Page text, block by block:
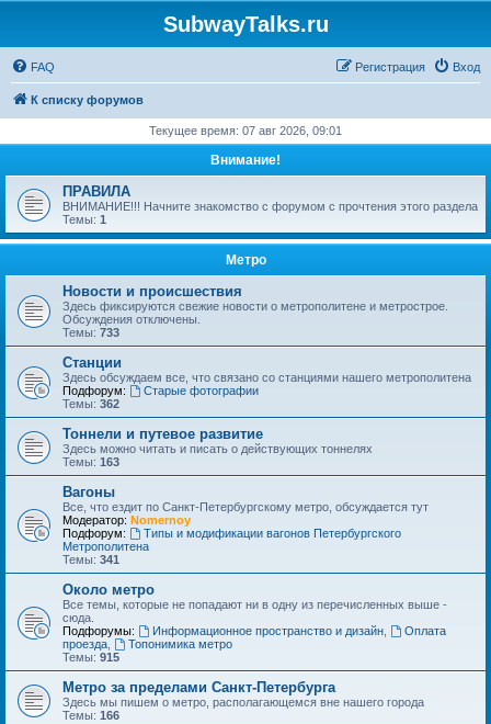
SubwayTalks.ru
FAQ Вход
Регистрация
К списку форумов
Текущее время: 07 авг 2026, 09:01
Внимание!
ПРАВИЛА
ВНИМАНИЕ!!! Начните знакомство с форумом с прочтения этого раздела
Темы: 1
Метро
Новости и происшествия
Здесь фиксируются свежие новости о метрополитене и метрострое.
Обсуждения отключены.
Темы: 733
Станции
Здесь обсуждаем все, что связано со станциями нашего метрополитена
Подфорум:
Старые фотографии
Темы: 362
Тоннели и путевое развитие
Здесь можно читать и писать о действующих тоннелях
Темы: 163
Вагоны
Все, что ездит по Санкт-Петербургскому метро, обсуждается тут
Модератор: Nomernoy
Подфорум:
Типы и модификации вагонов Петербургского
Метрополитена
Темы: 341
Около метро
Все темы, которые не попадают ни в одну из перечисленных выше -
сюда.
Подфорумы:
Информационное пространство и дизайн,
Оплата
проезда
Топонимика метро
Темы: 915
Метро за пределами Санкт-Петербурга
Здесь мы пишем о метро, располагающемся вне нашего города
Темы: 166